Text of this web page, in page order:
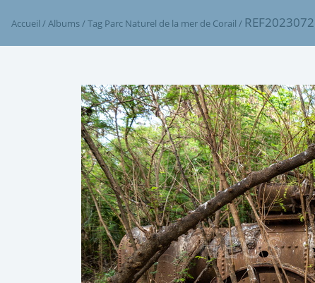
Accueil /Albums/Tag Parc Naturel de la mer de Corail /